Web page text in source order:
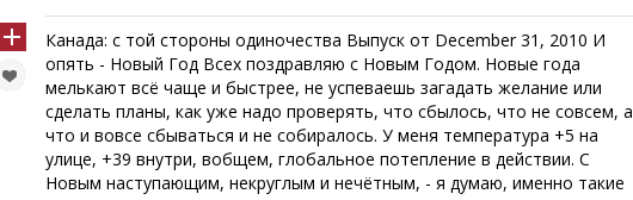
Канада: с той стороны одиночества Выпуск от December 31, 2010 И
опять - Новый Год Всех поздравляю с Новым Годом. Новые года
мелькают всё чаще и быстрее, не успеваешь загадать желание или
сделать планы, как уже надо проверять, что сбылось, что не совсем, а
что и вовсе сбываться и не собиралось. У меня температура +5 на
улице, +39 внутри, вобщем, глобальное потепление в действии. С
Новым наступающим, некруглым и нечётным, - я думаю, именно такие